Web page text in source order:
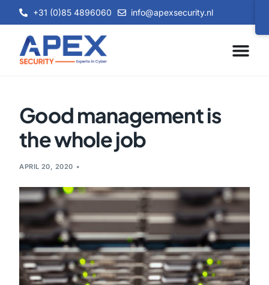
+31 (0)85 4896060 info@apexsecurity.nl
Good management is
the whole job
APRIL 20, 2020